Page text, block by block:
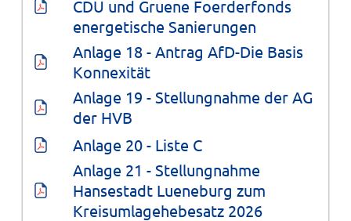
CDU und Gruene Foerderfonds
energetische Sanierungen
Anlage 18 - Antrag AfD-Die Basis
Konnexität
Anlage 19 - Stellungnahme der AG
der HVB
Anlage 20 - Liste C
Anlage 21 - Stellungnahme
Hansestadt Lueneburg zum
Kreisumlagehebesatz 2026